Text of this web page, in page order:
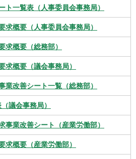
ト一覧表（人事委員会事務局）
求概要（人事委員会事務局）
求概要（総務部）
求概要（議会事務局）
業改善シート一覧（総務部）
議会事務局）
事業改善シート（産業労働部）
求概要（産業労働部）